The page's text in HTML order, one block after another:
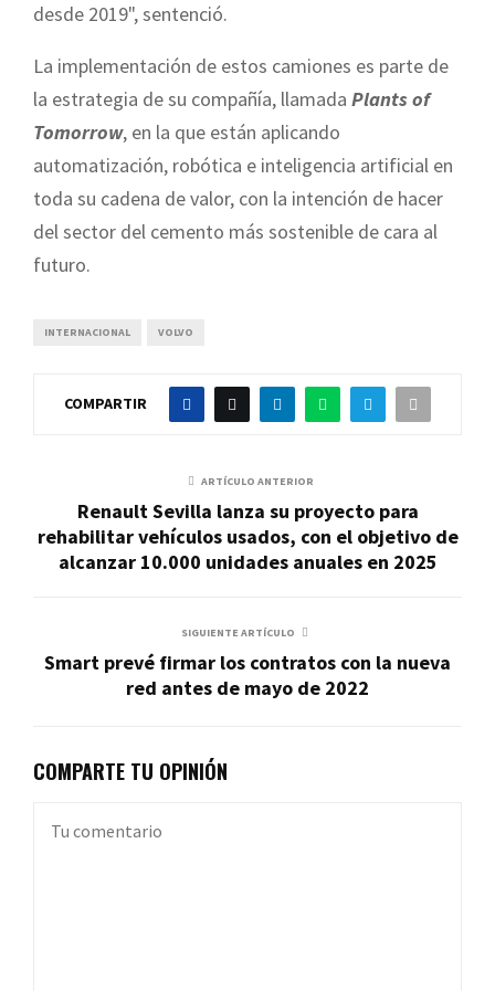
desde 2019", sentenció.
La implementación de estos camiones es parte de
la estrategia de su compañía, llamada Plants of
Tomorrow, en la que están aplicando
automatización, robótica e inteligencia artificial en
toda su cadena de valor, con la intención de hacer
del sector del cemento más sostenible de cara al
futuro.
INTERNACIONAL VOLVO
COMPARTIR
ARTÍCULO ANTERIOR
Renault Sevilla lanza su proyecto para
rehabilitar vehículos usados, con el objetivo de
alcanzar 10.000 unidades anuales en 2025
SIGUIENTE ARTÍCULO
Smart prevé firmar los contratos con la nueva
red antes de mayo de 2022
COMPARTE TU OPINIÓN